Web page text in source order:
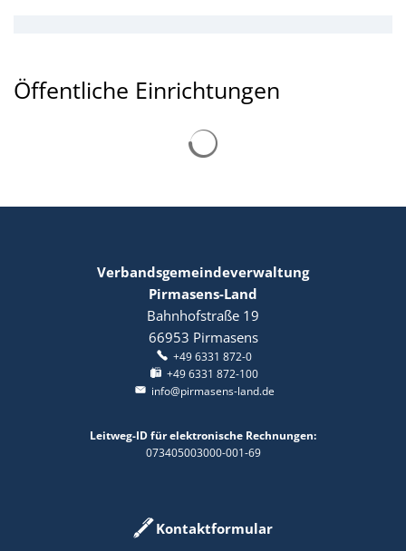
Öffentliche Einrichtungen
Verbandsgemeindeverwaltung
Pirmasens-Land
Bahnhofstraße 19
66953 Pirmasens
+49 6331 872-0
+49 6331 872-100
info@pirmasens-land.de
Leitweg-ID für elektronische Rechnungen:
073405003000-001-69
Kontaktformular